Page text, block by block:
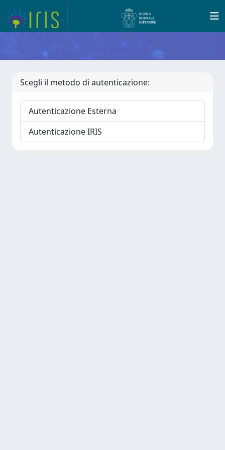
Scegli il metodo di autenticazione:
Autenticazione Esterna
Autenticazione IRIS